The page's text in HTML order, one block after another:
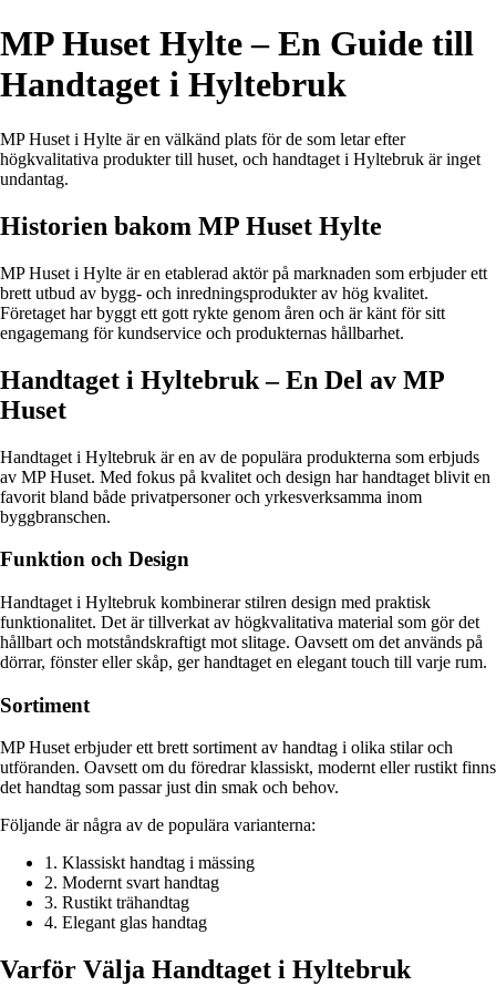
MP Huset Hylte – En Guide till
Handtaget i Hyltebruk
MP Huset i Hylte är en välkänd plats för de som letar efter
högkvalitativa produkter till huset, och handtaget i Hyltebruk är inget
undantag.
Historien bakom MP Huset Hylte
MP Huset i Hylte är en etablerad aktör på marknaden som erbjuder ett
brett utbud av bygg- och inredningsprodukter av hög kvalitet.
Företaget har byggt ett gott rykte genom åren och är känt för sitt
engagemang för kundservice och produkternas hållbarhet.
Handtaget i Hyltebruk – En Del av MP
Huset
Handtaget i Hyltebruk är en av de populära produkterna som erbjuds
av MP Huset. Med fokus på kvalitet och design har handtaget blivit en
favorit bland både privatpersoner och yrkesverksamma inom
byggbranschen.
Funktion och Design
Handtaget i Hyltebruk kombinerar stilren design med praktisk
funktionalitet. Det är tillverkat av högkvalitativa material som gör det
hållbart och motståndskraftigt mot slitage. Oavsett om det används på
dörrar, fönster eller skåp, ger handtaget en elegant touch till varje rum.
Sortiment
MP Huset erbjuder ett brett sortiment av handtag i olika stilar och
utföranden. Oavsett om du föredrar klassiskt, modernt eller rustikt finns
det handtag som passar just din smak och behov.
Följande är några av de populära varianterna:
1. Klassiskt handtag i mässing
2. Modernt svart handtag
3. Rustikt trähandtag
4. Elegant glas handtag
Varför Välja Handtaget i Hyltebruk